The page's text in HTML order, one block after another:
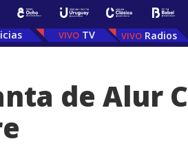
TV Radios
de Alur